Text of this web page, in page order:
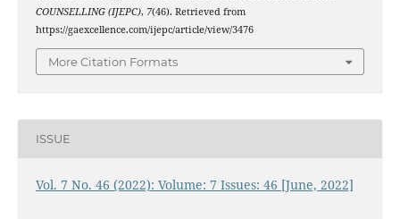
COUNSELLING (IJEPC), 7(46). Retrieved from
https://gaexcellence.com/ijepc/article/view/3476
More Citation Formats
ISSUE
Vol. 7 No. 46 (2022): Volume: 7 Issues: 46 [June, 2022]